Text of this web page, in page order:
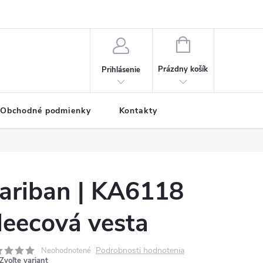
Prihlásenie
NÁKUPNÝ
Prázdny košík
Obchodné podmienky Kontakty
| KA6118
vesta
Neohodnotené Podrobnosti hodnotenia
Zvoľte variant